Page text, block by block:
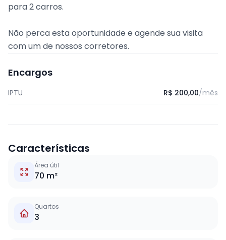
para 2 carros.
Não perca esta oportunidade e agende sua visita
com um de nossos corretores.
Encargos
IPTU R$ 200,00/mês
Características
Área útil
70 m²
Quartos
3